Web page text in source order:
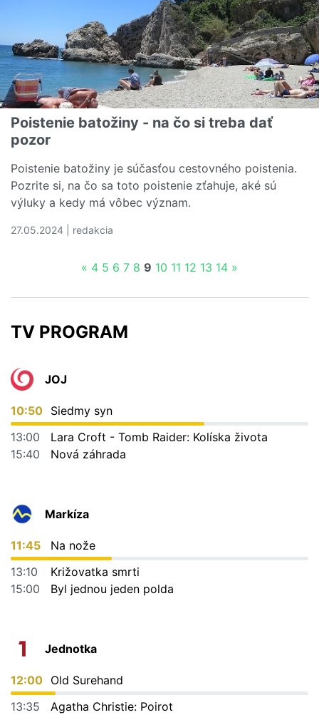
Poistenie batožiny - na čo si treba dať
pozor
Poistenie batožiny je súčasťou cestovného poistenia.
Pozrite si, na čo sa toto poistenie zťahuje, aké sú
výluky a kedy má vôbec význam.
27.05.2024 | redakcia
« 4 5 6 7 8 9 10 11 12 13 14 »
TV PROGRAM
JOJ
10:50 Siedmy syn
13:00
Lara Croft - Tomb Raider: Kolíska života
15:40
Nová záhrada
Markíza
11:45
Na nože
13:10
Križovatka smrti
15:00
Byl jednou jeden polda
Jednotka
12:00 Old Surehand
13:35
Agatha Christie: Poirot